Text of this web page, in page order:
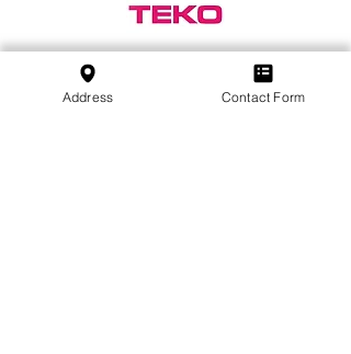
S'abonner à notre newsletter
Address Contact Form